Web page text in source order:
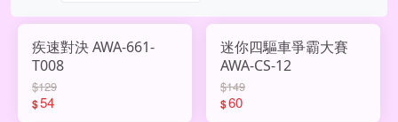
疾速對決 AWA-661-
T008
$129
$54
迷你四驅車爭霸大賽
AWA-CS-12
$149
$60